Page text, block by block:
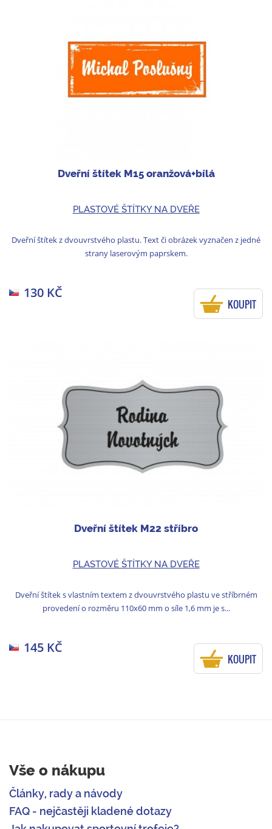
Dveřní štítek M15 oranžová+bílá
PLASTOVÉ ŠTÍTKY NA DVEŘE
Dveřní štítek z dvouvrstvého plastu. Text či obrázek vyznačen z jedné
strany laserovým paprskem.
130 KČ
KOUPIT
Dveřní štítek M22 stříbro
PLASTOVÉ ŠTÍTKY NA DVEŘE
Dveřní štítek s vlastním textem z dvouvrstvého plastu ve stříbrném
provedení o rozměru 110x60 mm o síle 1,6 mm je s...
145 KČ
KOUPIT
Vše o nákupu
Články, rady a návody
FAQ - nejčastěji kladené dotazy